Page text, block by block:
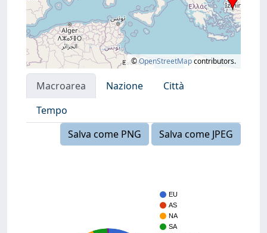
©OpenStreetMapcontributors.
Macroarea Nazione
Città
Tempo
Salva come PNG
Salva come JPEG
EU
AS
NA
SA